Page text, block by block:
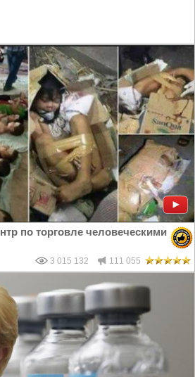
по торговле человеческими
3 015 132 111 055